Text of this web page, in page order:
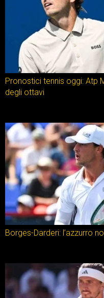
Pronostici tennis oggi: Atp
degli ottavi
Borges-Darderi: l’azzurro